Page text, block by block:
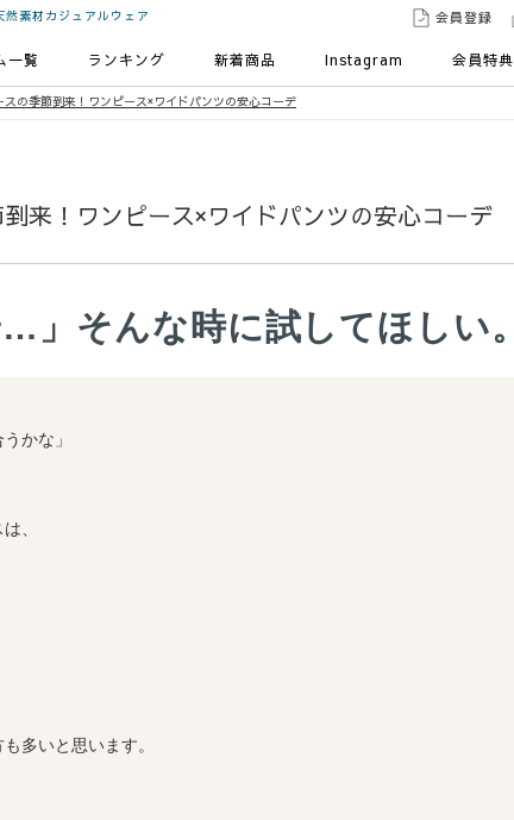
素材カジュアルウェア 会員登録
一覧 ランキング 新着商品 Instagram 会員特典
スの季節到来！ワンピース×ワイドパンツの安心コーデ
来！ワンピース×ワイドパンツの安心コーデ
…」そんな時に試してほしい。
かな」
、
多いと思います。